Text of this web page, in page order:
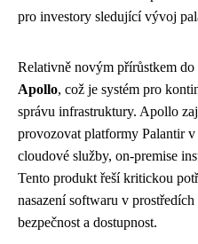
pro investory sledující vývoj
Relativně novým přírůstkem
Apollo, což je systém pro
správu infrastruktury. Apollo
provozovat platformy Palantir
cloudové služby, on-premise
Tento produkt řeší kritickou
nasazení softwaru v
bezpečnost a dostupnost.